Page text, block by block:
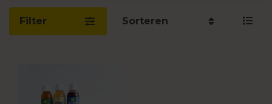
Filter Sorteren